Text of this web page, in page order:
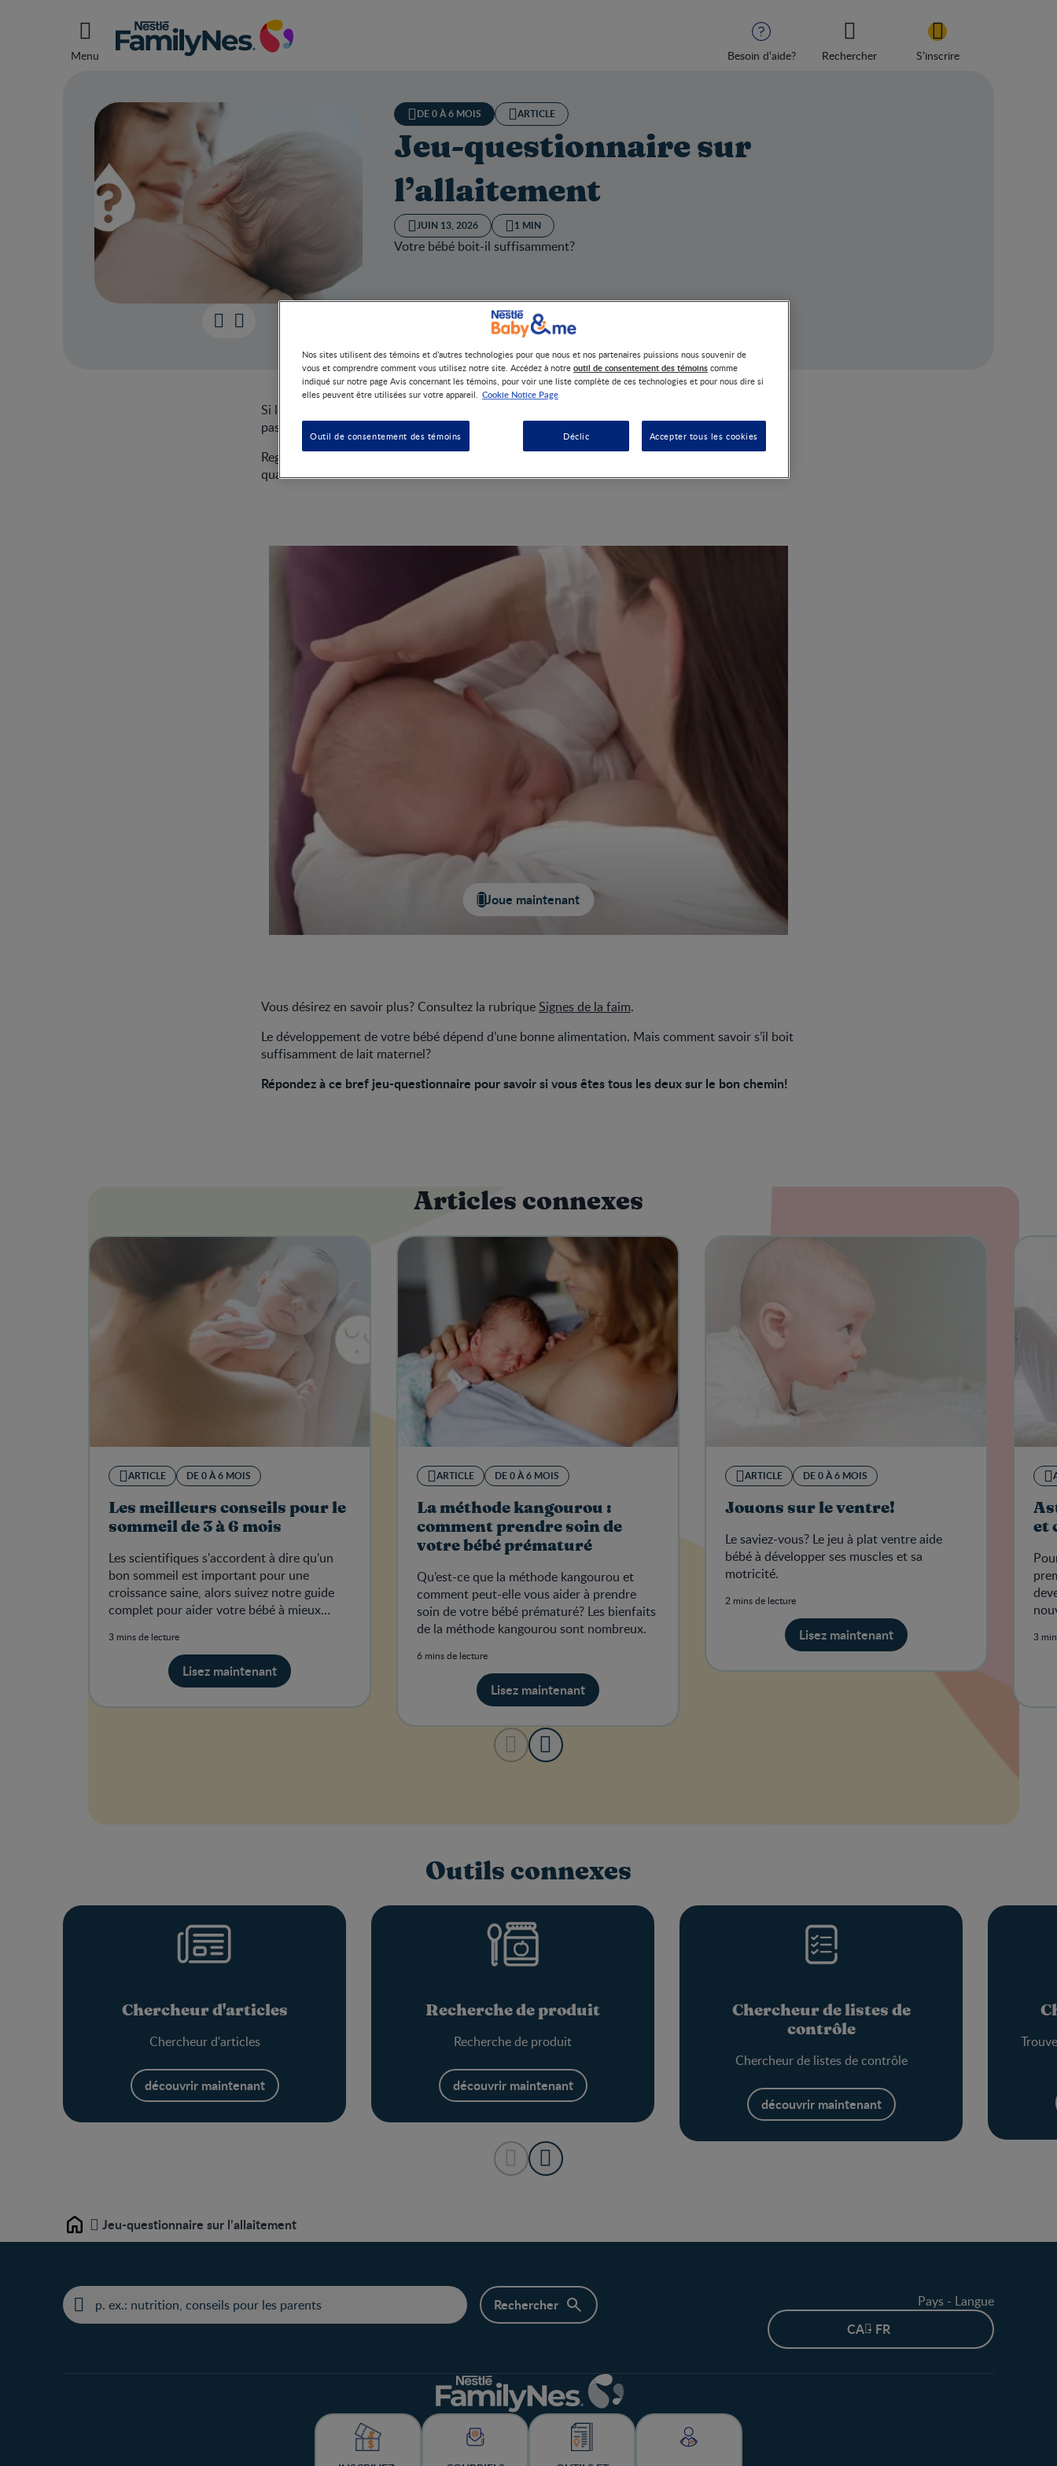
Menu Besoin d’aide? Rechercher S’inscrire
Jeu-questionnaire sur l’allaitement
DE 0 À 6 MOIS ARTICLE
Jeu-questionnaire sur
l’allaitement
JUIN 13, 2026 1 MIN
Votre bébé boit-il suffisamment?
Si les nouveau-nés ont besoin d’être nourris toutes les deux ou trois heures, il n’existe toutefois
pas d’horaire fixe pour les boires d’un bébé.
Regardez cette vidéo pour en savoir plus sur les indices de faim et de satiété à surveiller et la
quantité de lait à donner à un nouveau-né.
Joue maintenant
Vous désirez en savoir plus? Consultez la rubriqueSignes de la faim.
Le développement de votre bébé dépend d’une bonne alimentation. Mais comment savoir s’il boit
suffisamment de lait maternel?
Répondez à ce bref jeu-questionnaire pour savoir si vous êtes tous les deux sur le bon chemin!
Articles connexes
ARTICLE DE 0 À 6 MOIS
Les meilleurs conseils pour le
sommeil de 3 à 6 mois
Les scientifiques s'accordent à dire qu'un
bon sommeil est important pour une
croissance saine, alors suivez notre guide
complet pour aider votre bébé à mieux
3 mins de lecture
Lisez maintenant
ARTICLE DE 0 À 6 MOIS
La méthode kangourou :
comment prendre soin de
votre bébé prématuré
Qu’est-ce que la méthode kangourou et
comment peut-elle vous aider à prendre
soin de votre bébé prématuré? Les bienfaits
de la méthode kangourou sont nombreux.
6 mins de lecture
Lisez maintenant
ARTICLE DE 0 À 6 MOIS
Jouons sur le ventre!
Le saviez-vous? Le jeu à plat ventre aide
bébé à développer ses muscles et sa
motricité.
2 mins de lecture
Lisez maintenant
et
3
Outils connexes
Chercheur d'articles
Chercheur d'articles
découvrir maintenant
Recherche de produit
Recherche de produit
découvrir maintenant
Chercheur de listes de
contrôle
Chercheur de listes de contrôle
découvrir maintenant
Home Jeu-questionnaire sur l’allaitement
Pays - Langue
CA - FR
Nos sites utilisent des témoins et d’autres technologies pour que nous et nos partenaires puissions nous souvenir de
vous et comprendre comment vous utilisez notre site. Accédez à notre outil de consentement des témoins comme
indiqué sur notre page Avis concernant les témoins, pour voir une liste complète de ces technologies et pour nous dire si
elles peuvent être utilisées sur votre appareil. Cookie Notice Page
Déclic Accepter tous les cookies
Outil de consentement des témoins